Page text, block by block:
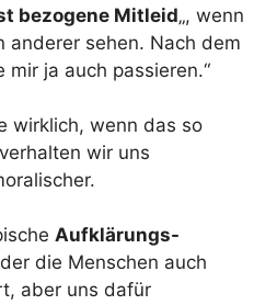
bezogene Mitleid„, wenn
anderer sehen. Nach dem
mir ja auch passieren.“
wirklich, wenn das so
wir uns
Aufklärungs-
die Menschen auch
aber uns dafür